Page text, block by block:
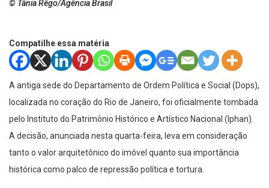
© Tânia Rêgo/Agência Brasil
Compatilhe essa matéria
A antiga sede do Departamento de Ordem Política e Social (Dops),
localizada no coração do Rio de Janeiro, foi oficialmente tombada
pelo Instituto do Patrimônio Histórico e Artístico Nacional (Iphan).
A decisão, anunciada nesta quarta-feira, leva em consideração
tanto o valor arquitetônico do imóvel quanto sua importância
histórica como palco de repressão política e tortura.